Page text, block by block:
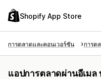
Shopify App Store
การตลาดและคอนเวอร์ชัน การต
แอปการตลาดผ่านอีเม